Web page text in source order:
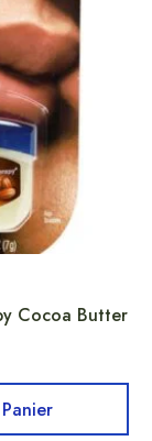
Cocoa Butter